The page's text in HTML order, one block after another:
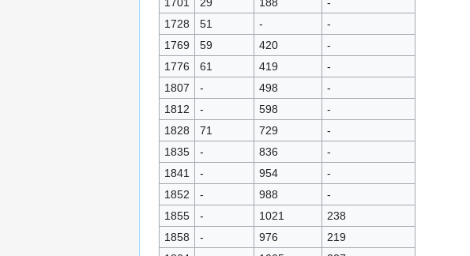
1728
51 -
-
1769
59 420
-
1776
61 419
-
1807
- 498
-
1812
- 598
-
1828
71 729
-
1835
- 836
-
1841
- 954
-
1852
- 988
-
1855
- 1021
238
1858
- 976
219